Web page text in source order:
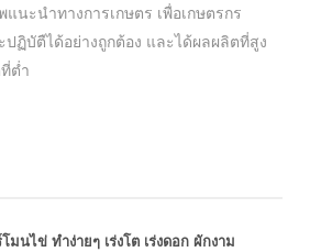
นะนำทางการเกษตร เพื่อเกษตรกร
ฏิบัตืได้อย่างถูกต้อง และได้ผลผลิตที่สูง
ต่ำ
มนไข่ ทำง่ายๆ เร่งโต เร่งดอก ผักงาม